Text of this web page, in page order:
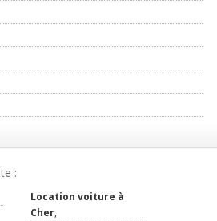
:
Location voiture à
Cher,